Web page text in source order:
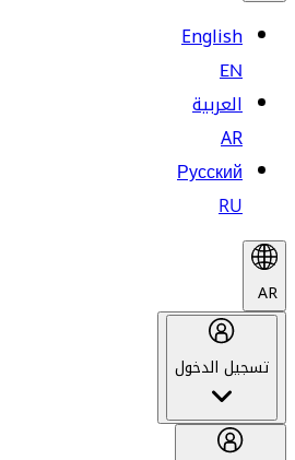
English
EN
العربية
AR
Русский
RU
AR
تسجيل الدخول